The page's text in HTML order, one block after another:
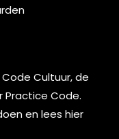
Cultuur, de
Practice Code.
en lees hier